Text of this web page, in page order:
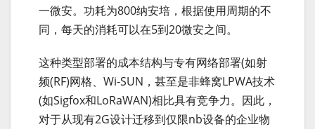
一微安。功耗为800纳安培，根据使用周期的不
同，每天的消耗可以在5到20微安之间。
这种类型部署的成本结构与专有网络部署(如射
频(RF)网格、Wi-SUN，甚至是非蜂窝LPWA技术
(如Sigfox和LoRaWAN)相比具有竞争力。因此，
对于从现有2G设计迁移到仅限nb设备的企业物